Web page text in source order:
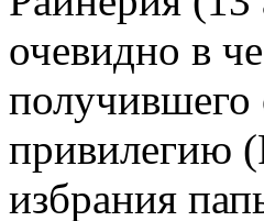
очевидно в
привилегию
избрания